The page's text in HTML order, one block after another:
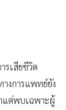
รเสียชีวิต
งการแพทย์ยัง
แต่พบเฉพาะผู้